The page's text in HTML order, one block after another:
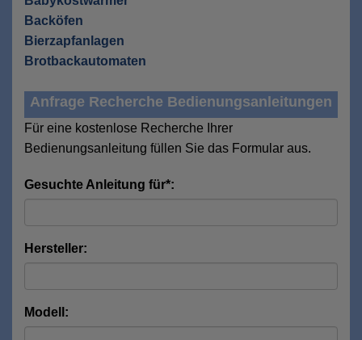
Backöfen
Bierzapfanlagen
Brotbackautomaten
Anfrage Recherche Bedienungsanleitungen
Für eine kostenlose Recherche Ihrer
Bedienungsanleitung füllen Sie das Formular aus.
Gesuchte Anleitung für*:
Hersteller:
Modell: